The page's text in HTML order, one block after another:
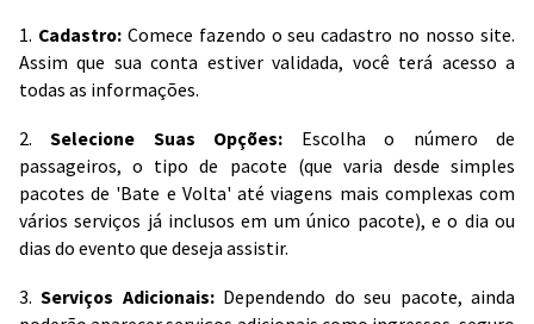
1. Cadastro:Comece fazendo o seu cadastro no nosso site.
Assim que sua conta estiver validada, você terá acesso a
todas as informações.
2.Selecione Suas Opções: Escolha o número de
passageiros, o tipo de pacote (que varia desde simples
pacotes de 'Bate e Volta' até viagens mais complexas com
vários serviços já inclusos em um único pacote), e o dia ou
dias do evento que deseja assistir.
3.Serviços Adicionais:Dependendo do seu pacote, ainda